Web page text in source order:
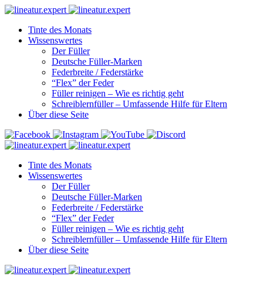
Tinte des Monats
Wissenswertes
Der Füller
Deutsche Füller-Marken
Federbreite / Federstärke
“Flex” der Feder
Füller reinigen – Wie es richtig geht
Schreiblernfüller – Umfassende Hilfe für Eltern
Über diese Seite
Tinte des Monats
Wissenswertes
Der Füller
Deutsche Füller-Marken
Federbreite / Federstärke
“Flex” der Feder
Füller reinigen – Wie es richtig geht
Schreiblernfüller – Umfassende Hilfe für Eltern
Über diese Seite